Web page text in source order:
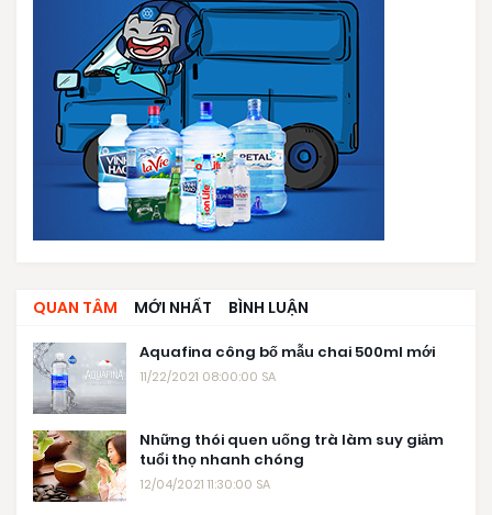
QUAN TÂM MỚI NHẤT BÌNH LUẬN
Aquafina công bố mẫu chai 500ml mới
11/22/2021 08:00:00 SA
Những thói quen uống trà làm suy giảm
tuổi thọ nhanh chóng
12/04/2021 11:30:00 SA